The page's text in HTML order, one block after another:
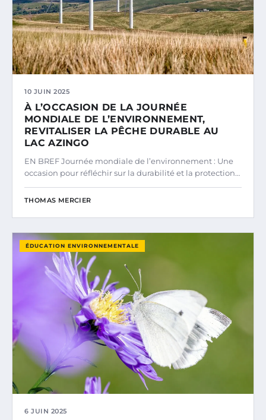
10 JUIN 2025
À L’OCCASION DE LA JOURNÉE
MONDIALE DE L’ENVIRONNEMENT,
REVITALISER LA PÊCHE DURABLE AU
LAC AZINGO
EN BREF Journée mondiale de l’environnement : Une
occasion pour réfléchir sur la durabilité et la protection…
THOMAS MERCIER
ÉDUCATION ENVIRONNEMENTALE
6 JUIN 2025